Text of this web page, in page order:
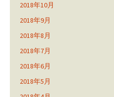
2018年10月
2018年9月
2018年8月
2018年7月
2018年6月
2018年5月